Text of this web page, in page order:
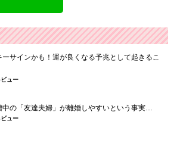
ーサインかも！運が良くなる予兆として起きるこ
ュー
中の「友達夫婦」が離婚しやすいという事実…
ュー